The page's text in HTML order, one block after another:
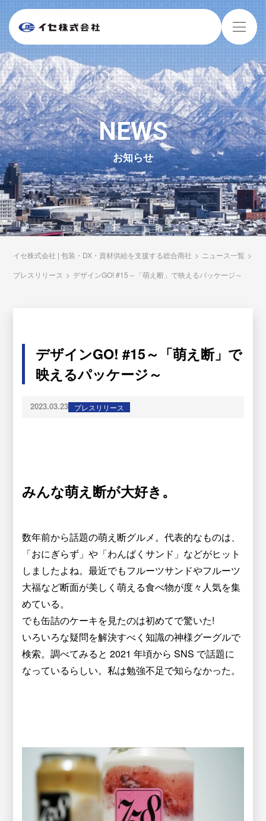
NEWS
お知らせ
イセ株式会社 | 包装・DX・資材供給を支援する総合商社 > ニュース一覧 >
プレスリリース > デザインGO! #15～「萌え断」で映えるパッケージ～
デザインGO! #15～「萌え断」で
映えるパッケージ～
2023.03.23 プレスリリース
みんな萌え断が大好き。
数年前から話題の萌え断グルメ。代表的なものは、
「おにぎらず」や「わんぱくサンド」などがヒット
しましたよね。最近でもフルーツサンドやフルーツ
大福など断面が美しく萌える食べ物が度々人気を集
めている。
でも缶詰のケーキを見たのは初めてで驚いた!
いろいろな疑問を解決すべく知識の神様グーグルで
検索。調べてみると 2021 年頃から SNS で話題に
なっているらしい。私は勉強不足で知らなかった。